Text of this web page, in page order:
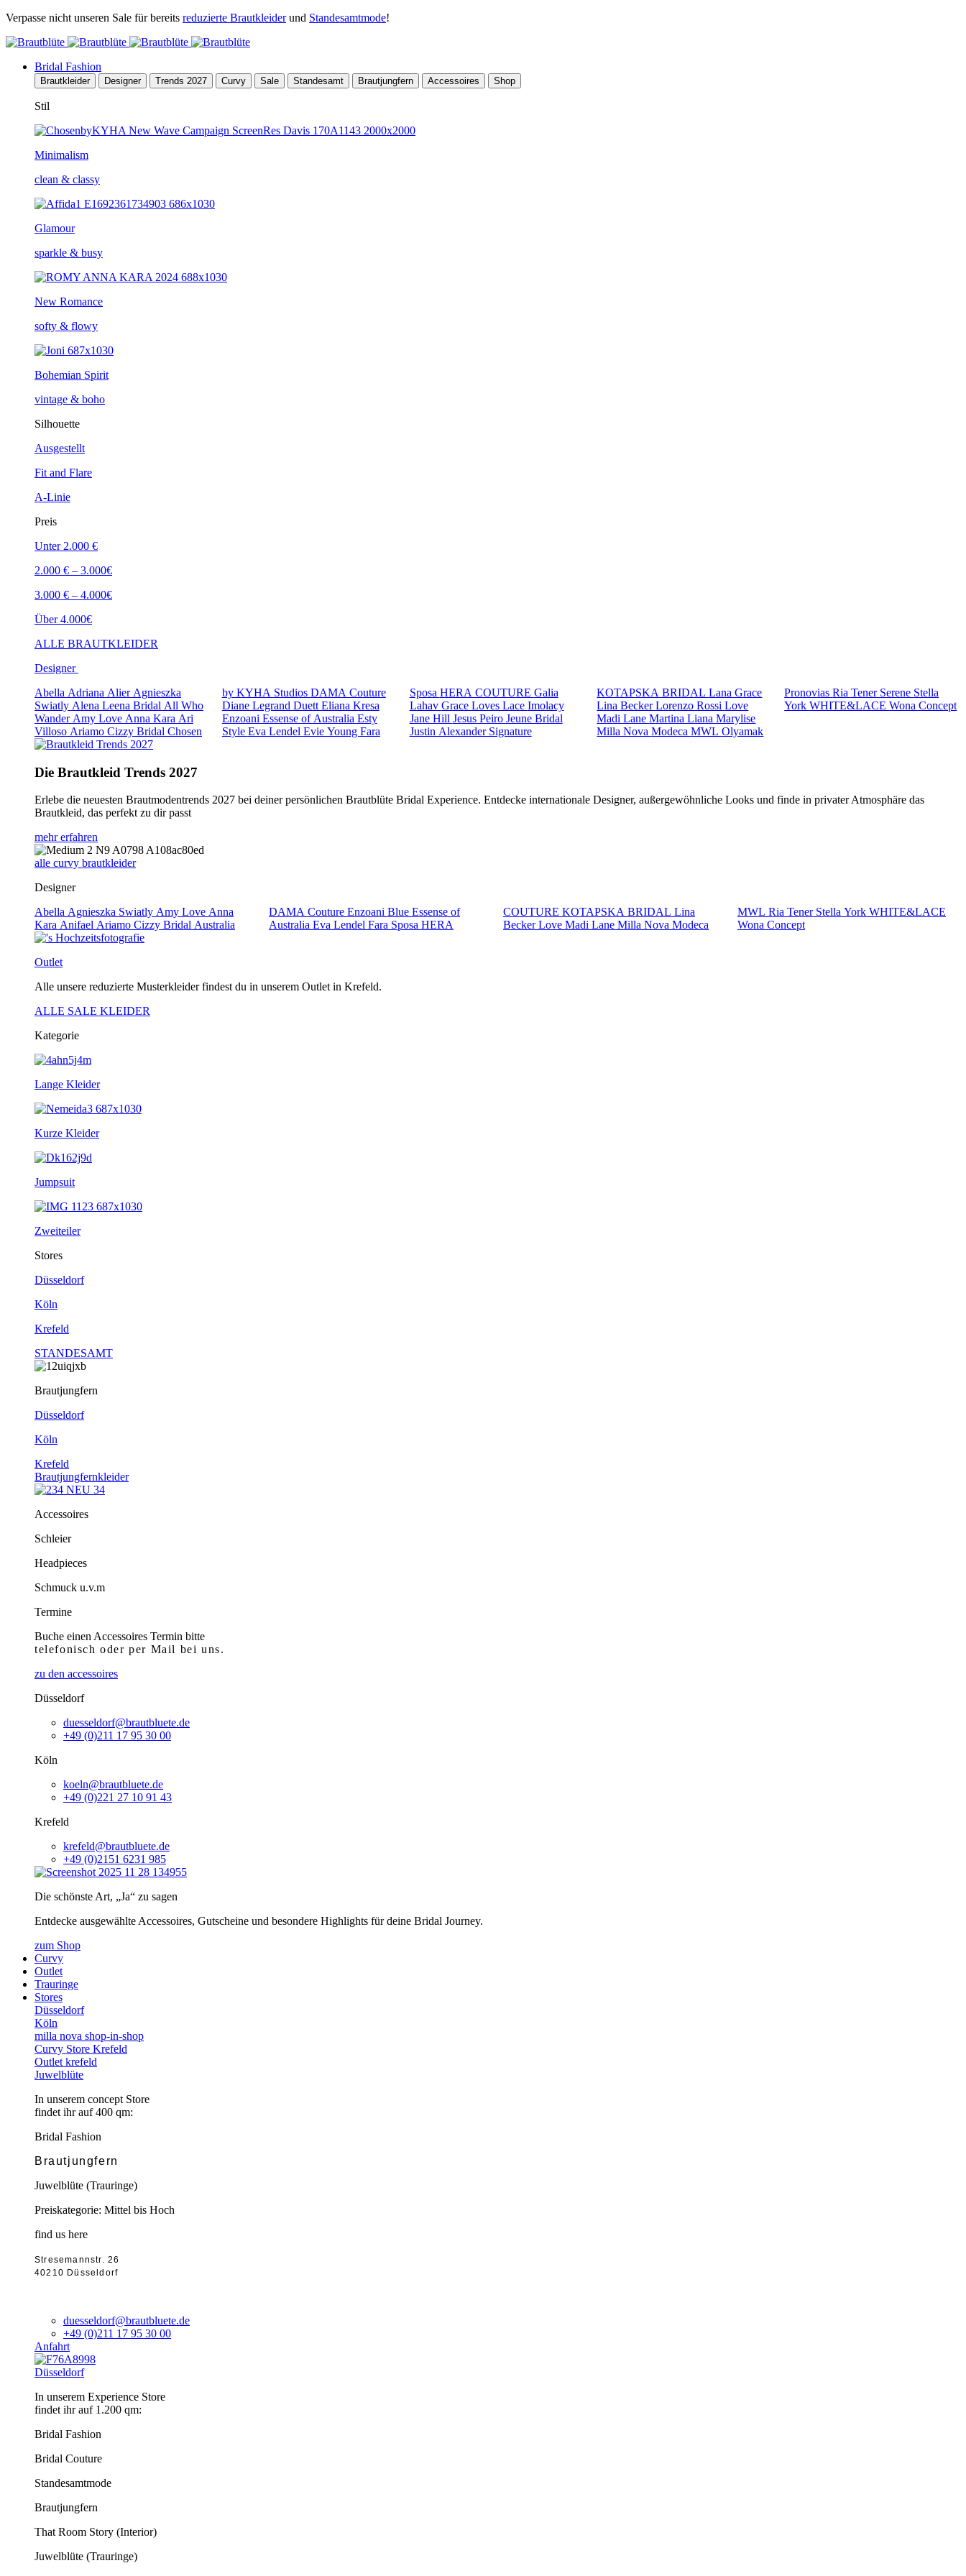
Verpasse nicht unseren Sale für bereits reduzierte Brautkleiderund Standesamtmode!
Bridal Fashion
Brautkleider Designer Trends 2027 Curvy Sale Standesamt Brautjungfern Accessoires Shop
Stil
Minimalism
clean & classy
Glamour
sparkle & busy
New Romance
softy & flowy
Bohemian Spirit
vintage & boho
Silhouette
Ausgestellt
Fit and Flare
A-Linie
Preis
Unter 2.000 €
2.000 € – 3.000€
3.000 € – 4.000€
Über 4.000€
ALLE BRAUTKLEIDER
Designer
Abella Adriana Alier Agnieszka
Swiatly Alena Leena Bridal All Who
Wander Amy Love Anna Kara Ari
Villoso Ariamo Cizzy Bridal Chosen
by KYHA Studios DAMA Couture
Diane Legrand Duett Eliana Kresa
Enzoani Essense of Australia Esty
Style Eva Lendel Evie Young Fara
Sposa HERA COUTURE Galia
Lahav Grace Loves Lace Imolacy
Jane Hill Jesus Peiro Jeune Bridal
Justin Alexander Signature
KOTAPSKA BRIDALLana Grace
Lina BeckerLorenzo RossiLove
Madi LaneMartina LianaMarylise
Milla NovaModecaMWLOlyamak
PronoviasRia Tener Serene Stella
YorkWHITE&LACEWona Concept
Die Brautkleid Trends 2027
Erlebe die neuesten Brautmodentrends 2027 bei deiner persönlichen Brautblüte Bridal Experience. Entdecke internationale Designer, außergewöhnliche Looks und finde in privater Atmosphäre das
Brautkleid, das perfekt zu dir passt
mehr erfahren
alle curvy brautkleider
Designer
Abella Agnieszka Swiatly Amy Love Anna
Kara Anifael Ariamo Cizzy Bridal Australia
DAMA Couture Enzoani Blue Essense of
Australia Eva Lendel Fara Sposa HERA
COUTURE KOTAPSKA BRIDAL Lina
BeckerLove Madi Lane Milla Nova Modeca
MWL Ria Tener Stella York WHITE&LACE
Wona Concept
Outlet
Alle unsere reduzierte Musterkleider findest du in unserem Outlet in Krefeld.
ALLE SALE KLEIDER
Kategorie
Lange Kleider
Kurze Kleider
Jumpsuit
Zweiteiler
Stores
Düsseldorf
Köln
Krefeld
STANDESAMT
Brautjungfern
Düsseldorf
Köln
Krefeld
Brautjungfernkleider
Accessoires
Schleier
Headpieces
Schmuck u.v.m
Termine
Buche einen Accessoires Termin bitte
telefonischoder per Mail bei uns.
zu den accessoires
Düsseldorf
duesseldorf@brautbluete.de
+49 (0)211 17 95 30 00
Köln
koeln@brautbluete.de
+49 (0)221 27 10 91 43
Krefeld
krefeld@brautbluete.de
+49 (0)2151 6231 985
Die schönste Art, „Ja“ zu sagen
Entdecke ausgewählte Accessoires, Gutscheine und besondere Highlights für deine Bridal Journey.
zum Shop
Curvy
Outlet
Trauringe
Stores
Düsseldorf
Köln
milla nova shop-in-shop
Curvy Store Krefeld
Outlet krefeld
Juwelblüte
In unserem concept Store
findet ihr auf 400 qm:
Bridal Fashion
Brautjungfern
Juwelblüte (Trauringe)
Preiskategorie: Mittel bis Hoch
find us here
Stresemannstr. 26
40210 Düsseldorf
duesseldorf@brautbluete.de
+49 (0)211 17 95 30 00
Anfahrt
Düsseldorf
In unserem Experience Store
findet ihr auf 1.200 qm:
Bridal Fashion
Bridal Couture
Standesamtmode
Brautjungfern
That Room Story (Interior)
Juwelblüte (Trauringe)